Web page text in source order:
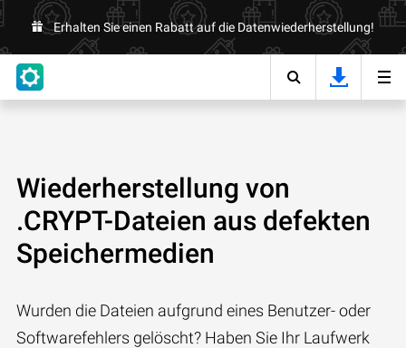
Erhalten Sie einen Rabatt auf die Datenwiederherstellung!
Wiederherstellung von
.CRYPT-Dateien aus defekten
Speichermedien
Wurden die Dateien aufgrund eines Benutzer- oder
Softwarefehlers gelöscht? Haben Sie Ihr Laufwerk